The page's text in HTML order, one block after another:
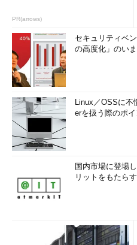
PR(arrows)
セキュリティベ
の高度化」のい
Linux／OSSに不
erを扱う際のポイ
国内市場に登場
リットをもたら